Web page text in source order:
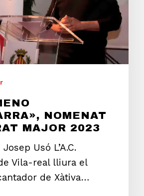
NOMENAT
MAJOR 2023
Usó L’A.C.
Vila-real lliura el
de Xàtiva…